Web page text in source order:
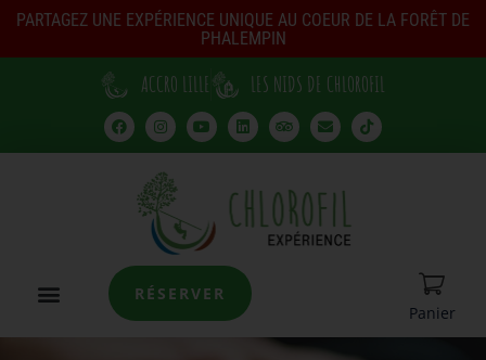
PARTAGEZ UNE EXPÉRIENCE UNIQUE AU COEUR DE LA FORÊT DE
PHALEMPIN
ACCRO LILLE LES NIDS DE CHLOROFIL
RÉSERVER
Panier